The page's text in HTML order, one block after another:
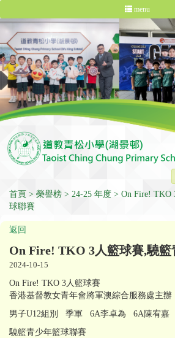
menu
首頁 榮譽榜 24-25 年度
On Fire! TKO
球聯賽
返回
On Fire! TKO 3人籃球賽,驍籃
2024-10-15
On Fire! TKO 3人籃球賽
香港基督教女青年會將軍澳綜合服務處主辦
男子U12組別 季軍 6A李卓為 6A陳宥嘉
驍籃青少年籃球聯賽